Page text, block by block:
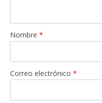
Nombre *
Correo electrónico *